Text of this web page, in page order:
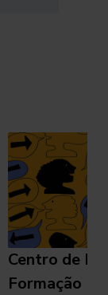
Centro de
Formação